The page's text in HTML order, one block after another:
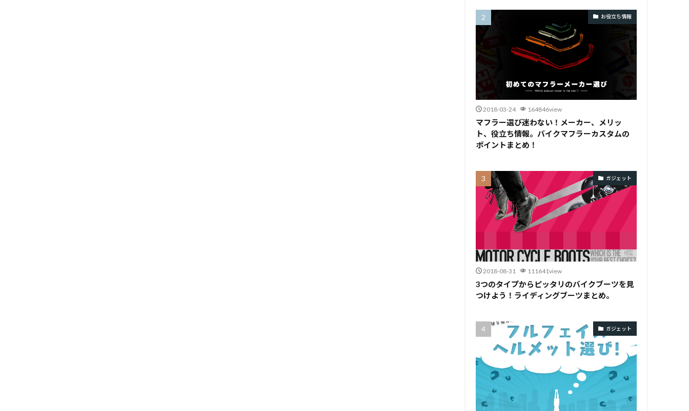
お役立ち情報
2018-03-24 164846view
マフラー選び迷わない！メーカー、メリッ
ト、役立ち情報。バイクマフラーカスタムの
ポイントまとめ！
ガジェット
2018-08-31 111641view
3つのタイプからピッタリのバイクブーツを見
つけよう！ライディングブーツまとめ。
ガジェット